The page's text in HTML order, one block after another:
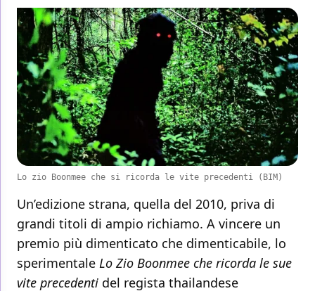
Lo zio Boonmee che si ricorda le vite precedenti (BIM)
Un’edizione strana, quella del 2010, priva di
grandi titoli di ampio richiamo. A vincere un
premio più dimenticato che dimenticabile, lo
sperimentale Lo Zio Boonmee che ricorda le sue
vite precedenti del regista thailandese